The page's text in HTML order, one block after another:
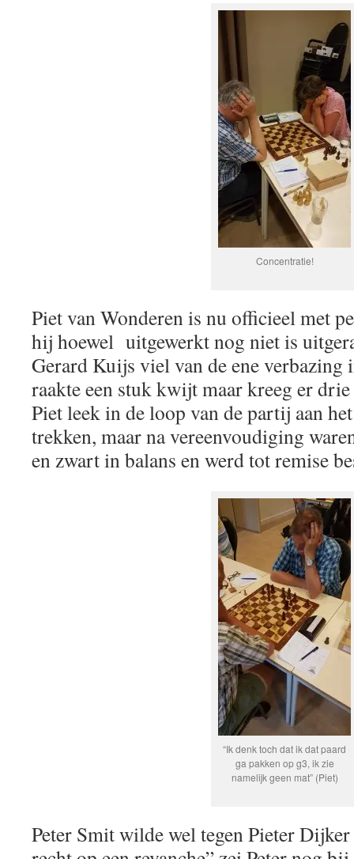
Concentratie!
Piet van Wonderen is nu officieel met
hij hoewel uitgewerkt nog niet is
Gerard Kuijs viel van de ene verbazing
raakte een stuk kwijt maar kreeg er
Piet leek in de loop van de partij aan
trekken, maar na vereenvoudiging
en zwart in balans en werd tot remise
“Ik denk toch dat ik dat paard
ga pakken op g3, ik zie
namelijk geen mat” (Piet)
Peter Smit wilde wel tegen Pieter